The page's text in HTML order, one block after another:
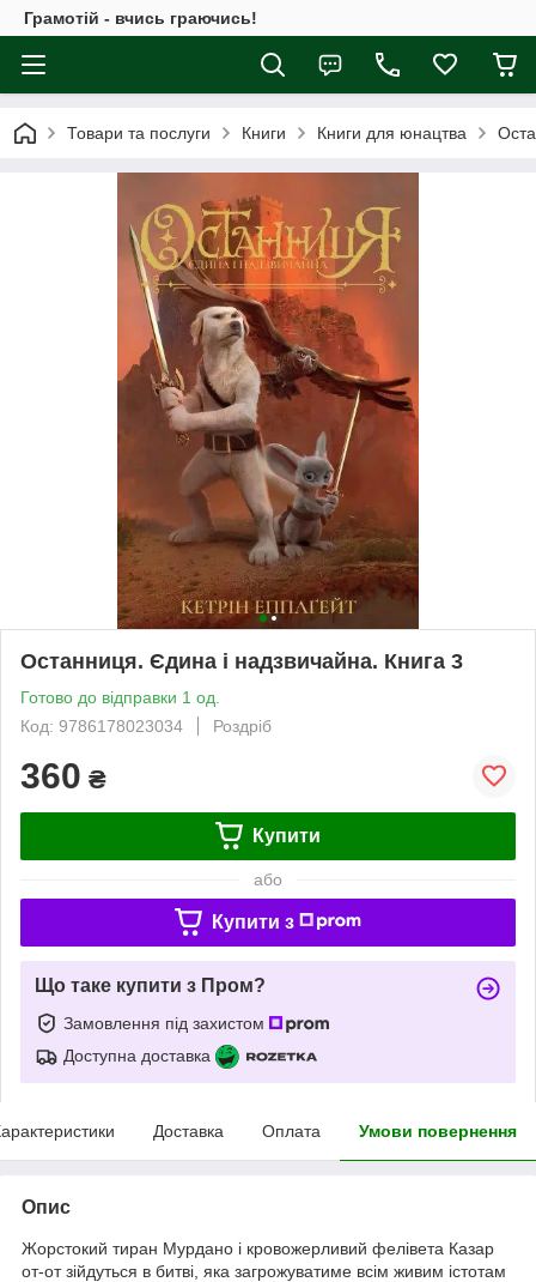
Грамотій - вчись граючись!
Товари та послуги Книги Книги для юнацтва
Останниця. Єдина і надзвичайна. Книга 3
Готово до відправки 1 од.
Код: 9786178023034
Роздріб
360 ₴
Купити
або
Купити з
Що таке купити з Пром?
Замовлення під захистом
Доступна доставка
Доставка Оплата Умови повернення
Опис
Жорстокий тиран Мурдано і кровожерливий фелівета Казар
от-от зійдуться в битві, яка загрожуватиме всім живим істотам